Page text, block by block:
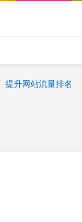
提升网站流量排名